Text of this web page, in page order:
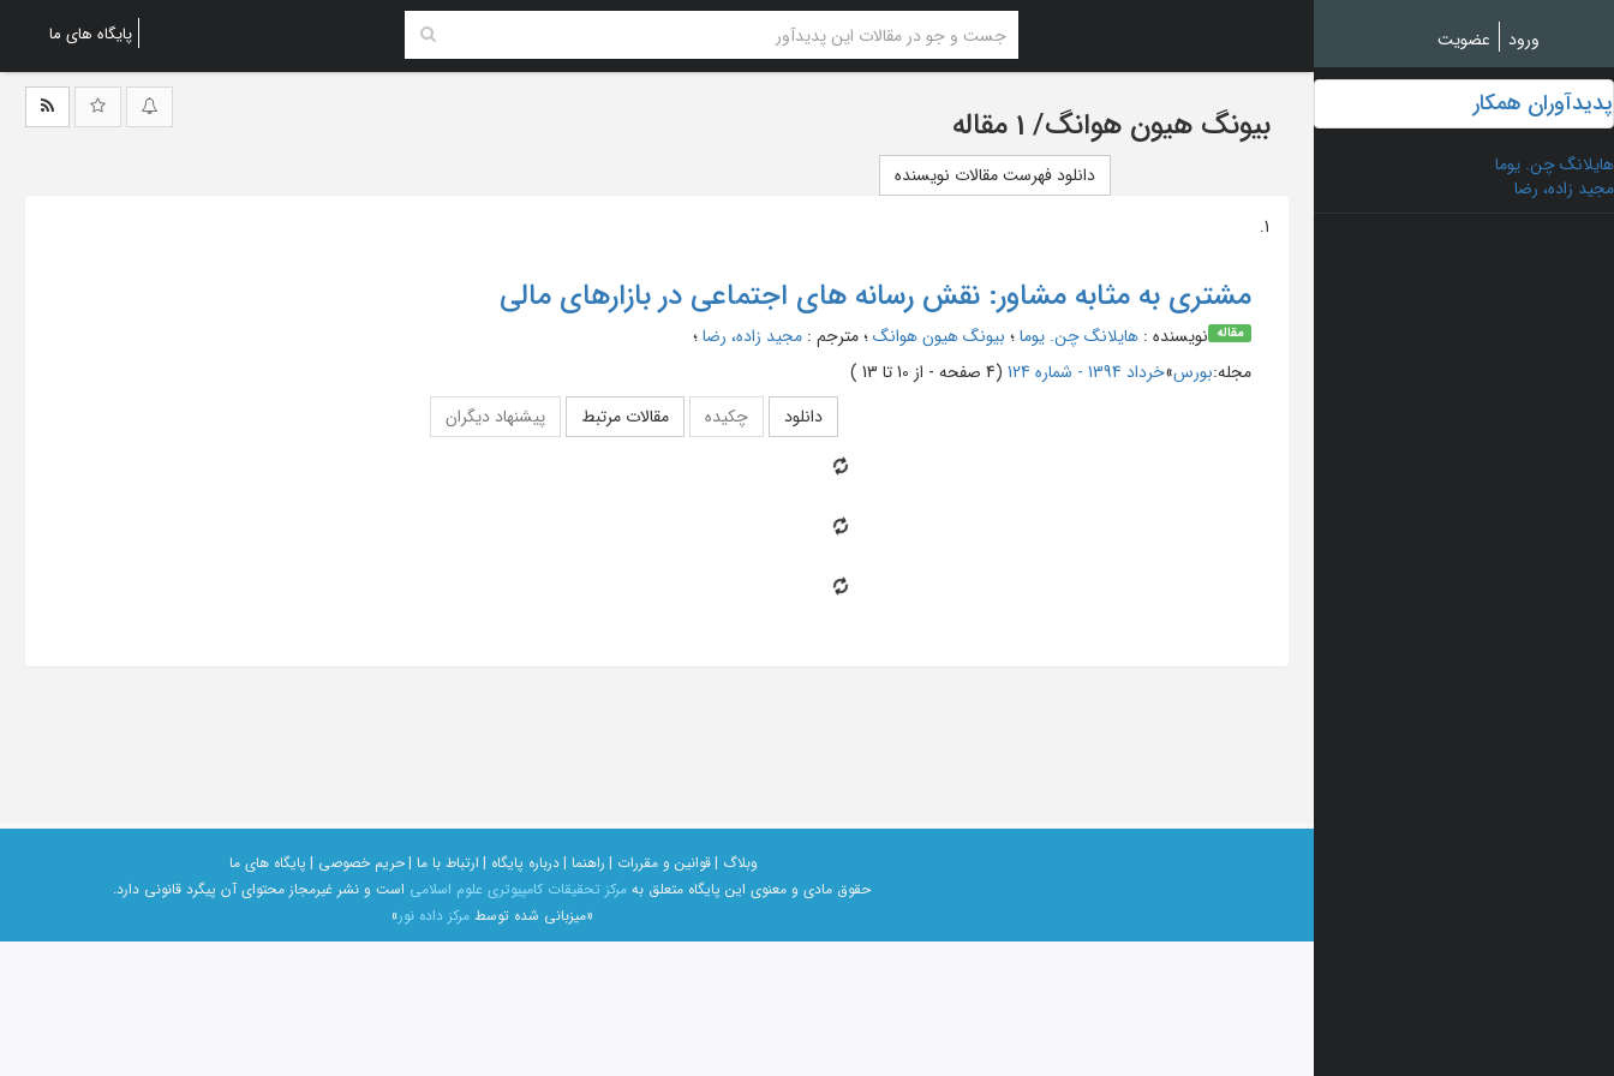
content
پایگاه های ما ورود عضویت
پدیدآوران همکار
هایلانگ چن. یوما
مجید زاده، رضا
بیونگ هیون هوانگ/ 1 مقاله
دانلود فهرست مقالات نویسنده
1.
مشتری به مثابه مشاور: نقش رسانه های اجتماعی در بازارهای مالی
مقاله نویسنده: هایلانگ چن. یوما؛ بیونگ هیون هوانگ؛مترجم: مجید زاده، رضا؛
مجله:بورس»خرداد 1394 - شماره 124 (‎4 صفحه - از 10 تا 13
)
دانلود
چکیده مقالات مرتبط پیشنهاد دیگران
وبلاگ |قوانین و مقررات | راهنما |درباره پایگاه | ارتباط با ما |حریم خصوصی | پایگاه های ما
حقوق مادی و معنوی اين پايگاه متعلق به مرکز تحقیقات کامپیوتری علوم اسلامی است و نشر غیرمجاز محتوای آن پیگرد قانونی دارد.
«میزبانی شده توسطمرکز داده نور»